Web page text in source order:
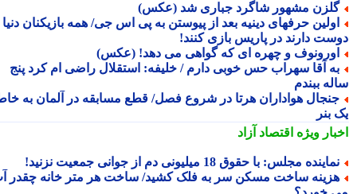
مشهور شاگرد جباری شد (عکس)
حرفهای دینیه بعد از پیوستن به پی اس جی/ همه بازیکنان دنیا
دارند در پاریس بازی کنند!
و چهره ای که گواهی می دهد! (عکس)
آقا سهراب حس خوبی دارم / خلیفه: استقلال راضی ام کرد پنج
ببندم
هواداران هرتا در شروع فصل/ قطع مسابقه در آلمان به خاطر
بنر
ویژهاقتصاد آزاد
مجلس: با حقوق 18 میلیونی دم از جوانی جمعیت نزنید!
ساخت مسکن سر به فلک کشید/ ساخت هر متر خانه چقدر آب